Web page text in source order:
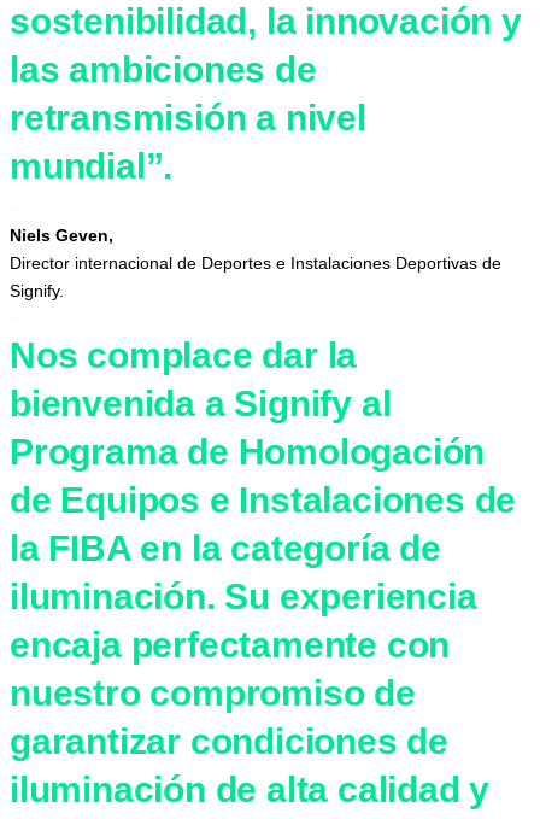
sostenibilidad, la innovación y
las ambiciones de
retransmisión a nivel
mundial”.
Niels Geven,
Director internacional de Deportes e Instalaciones Deportivas de
Signify.
Nos complace dar la
bienvenida a Signify al
Programa de Homologación
de Equipos e Instalaciones de
la FIBA en la categoría de
iluminación. Su experiencia
encaja perfectamente con
nuestro compromiso de
garantizar condiciones de
iluminación de alta calidad y